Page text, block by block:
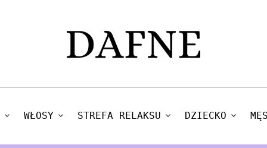
expand_more WŁOSY expand_more STREFA RELAKSU expand_more DZIECKO expand_more